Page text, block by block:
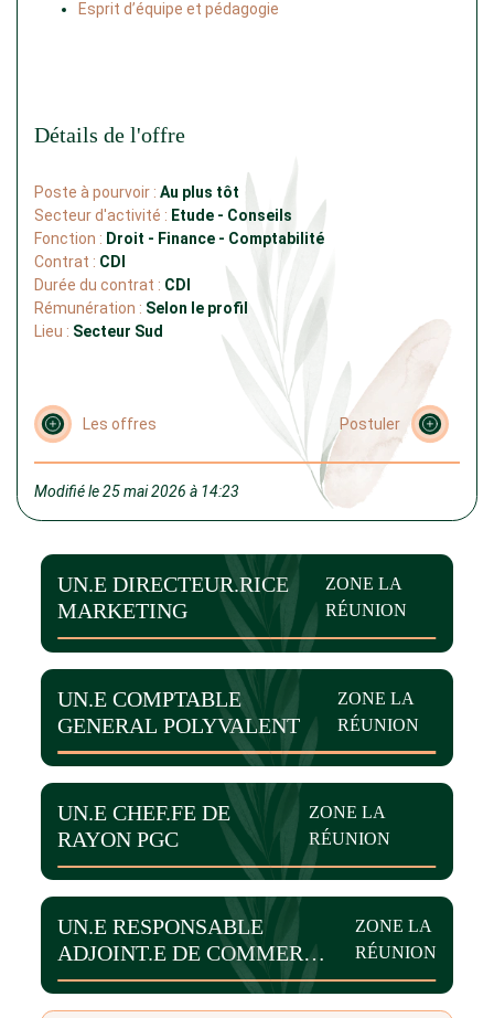
Esprit d’équipe et pédagogie
Détails de l'offre
Poste à pourvoir : Au plus tôt
Secteur d'activité : Etude - Conseils
Fonction : Droit - Finance - Comptabilité
Contrat : CDI
Durée du contrat : CDI
Rémunération : Selon le profil
Lieu : Secteur Sud
Les offres Postuler
Modifié le 25 mai 2026 à 14:23
UN.E DIRECTEUR.RICE
MARKETING
ZONE LA
RÉUNION
UN.E COMPTABLE
GENERAL POLYVALENT
ZONE LA
RÉUNION
UN.E CHEF.FE DE
RAYON PGC
ZONE LA
RÉUNION
UN.E RESPONSABLE
ADJOINT.E DE COMMERCE
MULTI-RAYONS
ZONE LA
RÉUNION